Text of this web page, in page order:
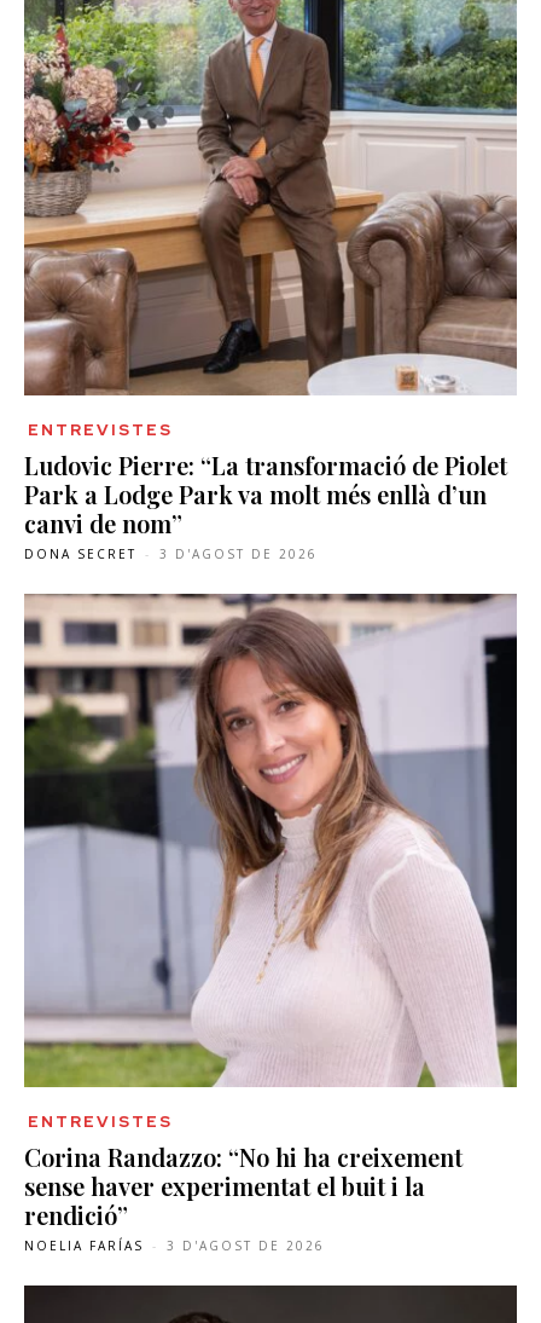
ENTREVISTES
Ludovic Pierre: “La transformació de Piolet
Park a Lodge Park va molt més enllà d’un
canvi de nom”
DONA SECRET - 3 D'AGOST DE 2026
ENTREVISTES
Corina Randazzo: “No hi ha creixement
sense haver experimentat el buit i la
rendició”
NOELIA FARÍAS - 3 D'AGOST DE 2026